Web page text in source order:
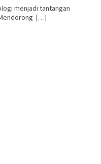
menjadi tantangan
[…]